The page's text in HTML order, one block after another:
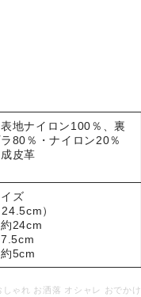
地ナイロン100％、裏
80％・ナイロン20％
皮革
ズ
）
24cm
5cm
ゃれ お洒落 オシャレ おでかけ